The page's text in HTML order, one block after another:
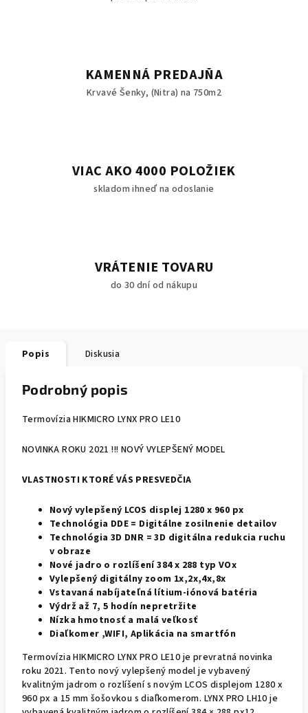
KAMENNÁ PREDAJŇA
Krvavé Šenky, (Nitra) na 750m2
VIAC AKO 4000 POLOŽIEK
skladom ihneď na odoslanie
VRÁTENIE TOVARU
do 30 dní od nákupu
Popis Diskusia
Podrobný popis
Termovízia HIKMICRO LYNX PRO LE10
NOVINKA ROKU 2021 !!! NOVÝ VYLEPŠENÝ MODEL
VLASTNOSTI KTORÉ VÁS PRESVEDČIA
Nový vylepšený LCOS displej 1280 x 960 px
Technológia DDE = Digitálne zosilnenie detailov
Technológia 3D DNR = 3D digitálna redukcia ruchu
v obraze
Nové jadro o rozlíšení 384 x 288 typ VOx
Vylepšený digitálny zoom 1x,2x,4x,8x
Vstavaná nabíjateľná lítium-iónová batéria
Výdrž až 7, 5 hodín nepretržite
Nízka hmotnosť a malá veľkosť
Diaľkomer ,WIFI, Aplikácia na smartfón
Termovízia HIKMICRO LYNX PRO LE10 je prevratná novinka
roku 2021. Tento nový vylepšený model je vybavený
kvalitným jadrom o rozlíšení s novým LCOS displejom 1280 x
960 px a 15 mm šošovkou s diaľkomerom. LYNX PRO LH10 je